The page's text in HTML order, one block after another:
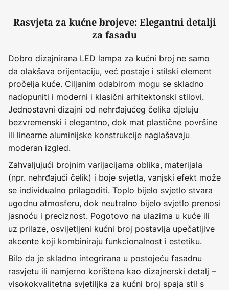
Rasvjeta za kućne brojeve: Elegantni detalji
za fasadu
Dobro dizajnirana LED lampa za kućni broj ne samo
da olakšava orijentaciju, već postaje i stilski element
pročelja kuće. Ciljanim odabirom mogu se skladno
nadopuniti i moderni i klasični arhitektonski stilovi.
Jednostavni dizajni od nehrđajućeg čelika djeluju
bezvremenski i elegantno, dok mat plastične površine
ili linearne aluminijske konstrukcije naglašavaju
moderan izgled.
Zahvaljujući brojnim varijacijama oblika, materijala
(npr. nehrđajući čelik) i boje svjetla, vanjski efekt može
se individualno prilagoditi. Toplo bijelo svjetlo stvara
ugodnu atmosferu, dok neutralno bijelo svjetlo prenosi
jasnoću i preciznost. Pogotovo na ulazima u kuće ili
uz prilaze, osvijetljeni kućni broj postavlja upečatljive
akcente koji kombiniraju funkcionalnost i estetiku.
Bilo da je skladno integrirana u postojeću fasadnu
rasvjetu ili namjerno korištena kao dizajnerski detalj –
visokokvalitetna svjetiljka za kućni broj spaja stil s